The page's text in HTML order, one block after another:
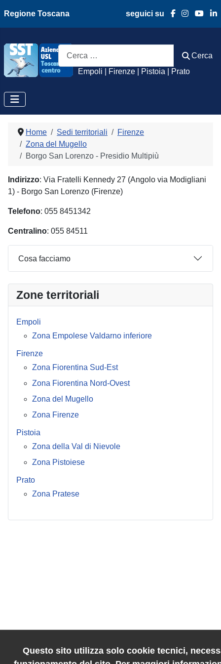
Regione Toscana seguici su
Azienda Usl
Empoli | Firenze | Pistoia | Prato
Cerca
Cerca
Zone territoriali
Empoli
Zona Empolese Valdarno inferiore
Firenze
Zona Fiorentina Sud-Est
Zona Fiorentina Nord-Ovest
Zona del Mugello
Zona Firenze
Pistoia
Zona della Val di Nievole
Zona Pistoiese
Prato
Zona Pratese
Home Sedi territoriali
Firenze
Zona del Mugello
Borgo San Lorenzo - Presidio Multipiù
Indirizzo: Via Fratelli Kennedy 27 (Angolo via Modigliani
1) - Borgo San Lorenzo (Firenze)
Telefono: 055 8451342
Centralino: 055 84511
Cosa facciamo
Questo sito utilizza solo cookie tecnici,